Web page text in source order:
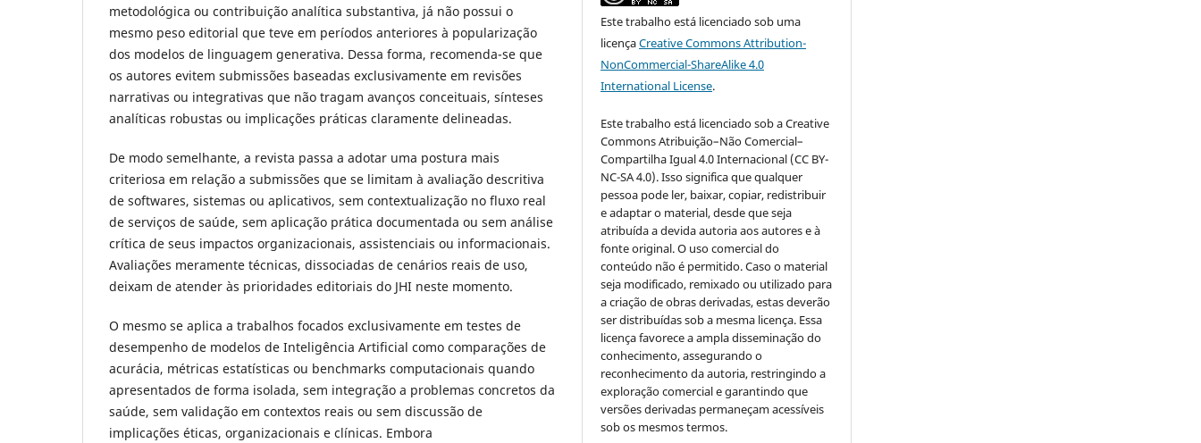
metodológica ou contribuição analítica substantiva, já não possui o
mesmo peso editorial que teve em períodos anteriores à popularização
dos modelos de linguagem generativa. Dessa forma, recomenda-se que
os autores evitem submissões baseadas exclusivamente em revisões
narrativas ou integrativas que não tragam avanços conceituais, sínteses
analíticas robustas ou implicações práticas claramente delineadas.
De modo semelhante, a revista passa a adotar uma postura mais
criteriosa em relação a submissões que se limitam à avaliação descritiva
de softwares, sistemas ou aplicativos, sem contextualização no fluxo real
de serviços de saúde, sem aplicação prática documentada ou sem análise
crítica de seus impactos organizacionais, assistenciais ou informacionais.
Avaliações meramente técnicas, dissociadas de cenários reais de uso,
deixam de atender às prioridades editoriais do JHI neste momento.
O mesmo se aplica a trabalhos focados exclusivamente em testes de
desempenho de modelos de Inteligência Artificial como comparações de
acurácia, métricas estatísticas ou benchmarks computacionais quando
apresentados de forma isolada, sem integração a problemas concretos da
saúde, sem validação em contextos reais ou sem discussão de
implicações éticas, organizacionais e clínicas. Embora
Este trabalho está licenciado sob uma
licençaCreative Commons Attribution-
NonCommercial-ShareAlike 4.0
International License.
Este trabalho está licenciado sob a Creative
Commons Atribuição–Não Comercial–
Compartilha Igual 4.0 Internacional (CC BY-
NC-SA 4.0). Isso significa que qualquer
pessoa pode ler, baixar, copiar, redistribuir
e adaptar o material, desde que seja
atribuída a devida autoria aos autores e à
fonte original. O uso comercial do
conteúdo não é permitido. Caso o material
seja modificado, remixado ou utilizado para
a criação de obras derivadas, estas deverão
ser distribuídas sob a mesma licença. Essa
licença favorece a ampla disseminação do
conhecimento, assegurando o
reconhecimento da autoria, restringindo a
exploração comercial e garantindo que
versões derivadas permaneçam acessíveis
sob os mesmos termos.